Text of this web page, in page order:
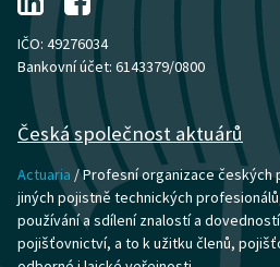
IČO: 49276034
Bankovní účet: 6143379/0800
Česká společnost aktuárů
Actuaria / Profesní organizace českých
jiných pojistně technických
používání a sdílení znalostí a
pojišťovnictví, a to k užitku členů,